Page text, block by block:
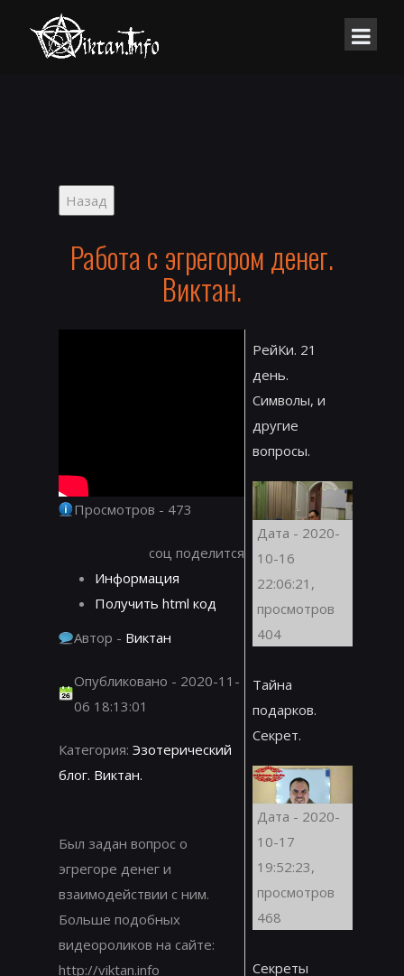
Работа с эгрегором денег.
Виктан.
Просмотров - 473
соц поделится
Информация
Получить html код
Автор - Виктан
Опубликовано - 2020-11-
06 18:13:01
Категория: Эзотерический
блог. Виктан.
Был задан вопрос о
эгрегоре денег и
взаимодействии с ним.
Больше подобных
видеороликов на сайте:
http://viktan.info
РейКи. 21
день.
Символы, и
другие
вопросы.
Дата - 2020-
10-16
22:06:21,
просмотров
404
Тайна
подарков.
Секрет.
Дата - 2020-
10-17
19:52:23,
просмотров
468
Секреты